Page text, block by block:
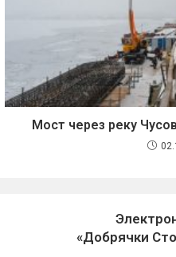
Мост через реку
«Добрячки